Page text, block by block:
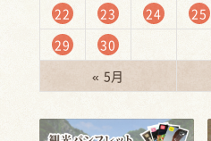
22
23 24 25
29
30
« 5月